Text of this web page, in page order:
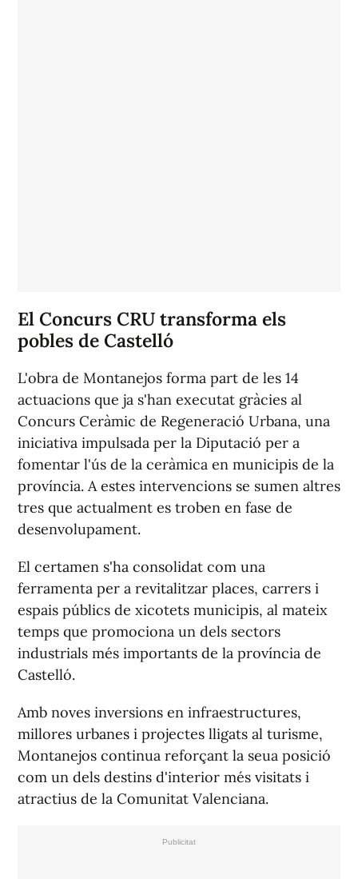
El Concurs CRU transforma els
pobles de Castelló
L'obra de Montanejos forma part de les 14
actuacions que ja s'han executat gràcies al
Concurs Ceràmic de Regeneració Urbana, una
iniciativa impulsada per la Diputació per a
fomentar l'ús de la ceràmica en municipis de la
província. A estes intervencions se sumen altres
tres que actualment es troben en fase de
desenvolupament.
El certamen s'ha consolidat com una
ferramenta per a revitalitzar places, carrers i
espais públics de xicotets municipis, al mateix
temps que promociona un dels sectors
industrials més importants de la província de
Castelló.
Amb noves inversions en infraestructures,
millores urbanes i projectes lligats al turisme,
Montanejos continua reforçant la seua posició
com un dels destins d'interior més visitats i
atractius de la Comunitat Valenciana.